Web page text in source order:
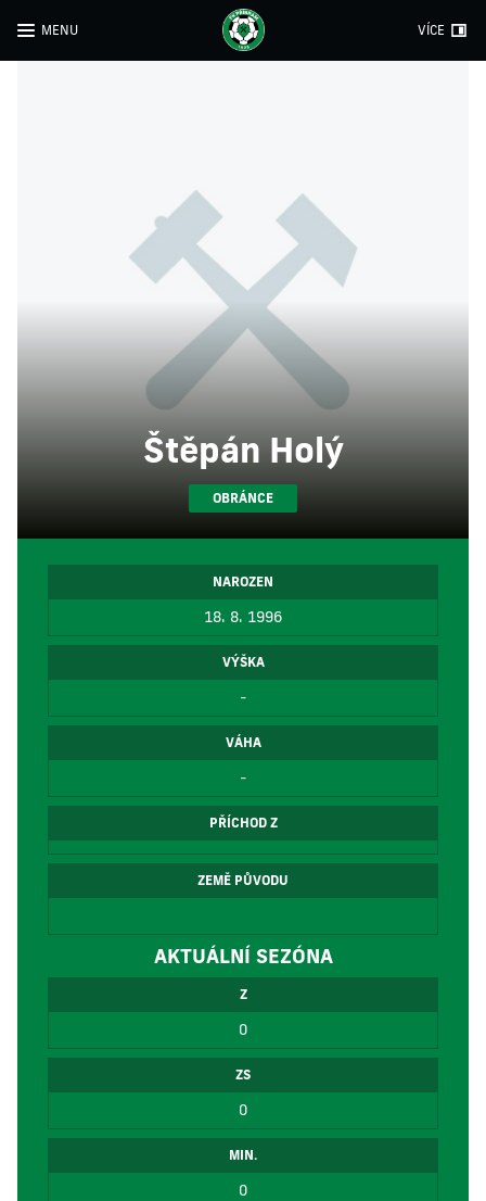
MENU VÍCE
Štěpán Holý
OBRÁNCE
NAROZEN
18. 8. 1996
VÝŠKA
-
VÁHA
-
PŘÍCHOD Z
ZEMĚ PŮVODU
AKTUÁLNÍ SEZÓNA
Z
0
ZS
0
MIN.
0